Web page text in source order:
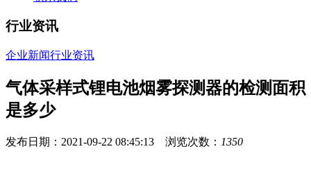
行业资讯
企业新闻行业资讯
气体采样式锂电池烟雾探测器的检测面积
是多少
发布日期：2021-09-22 08:45:13 浏览次数： 1350